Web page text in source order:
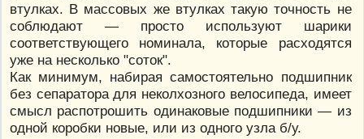
втулках. В массовых же втулках такую точность не
соблюдают — просто используют шарики
соответствующего номинала, которые расходятся
уже на несколько "соток".
Как минимум, набирая самостоятельно подшипник
без сепаратора для неколхозного велосипеда, имеет
смысл распотрошить одинаковые подшипники — из
одной коробки новые, или из одного узла б/у.